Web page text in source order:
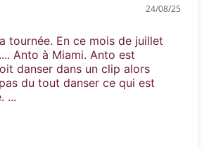
24/08/25
tournée. En ce mois de juillet
Anto à Miami. Anto est
danser dans un clip alors
du tout danser ce qui est
...